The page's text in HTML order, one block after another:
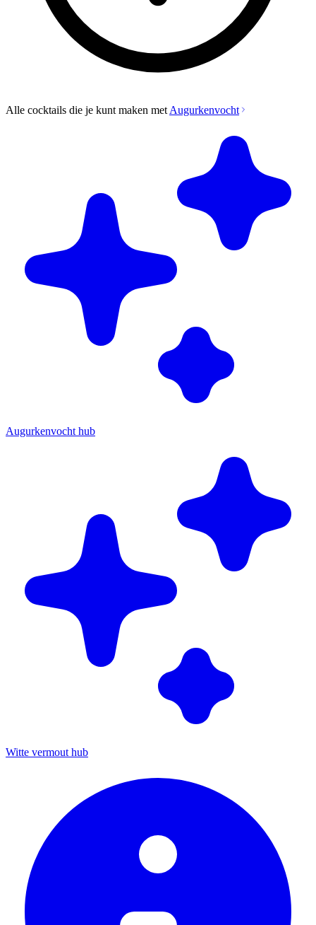
Alle cocktails die je kunt maken met Augurkenvocht
Augurkenvocht hub
Witte vermout hub